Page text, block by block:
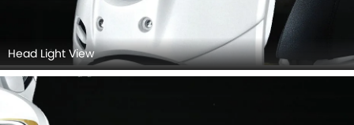
Head Light View